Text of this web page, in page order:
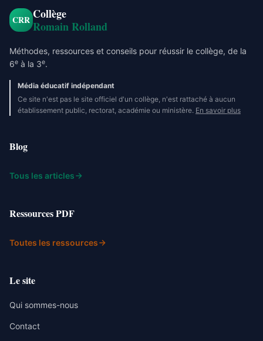
CRR Collège
Romain Rolland
Méthodes, ressources et conseils pour réussir le collège, de la
6e à la 3e.
Média éducatif indépendant
Ce site n'est pas le site officiel d'un collège, n'est rattaché à aucun
établissement public, rectorat, académie ou ministère. En savoir plus
Blog
Tous les articles
Ressources PDF
Toutes les ressources
Le site
Qui sommes-nous
Contact